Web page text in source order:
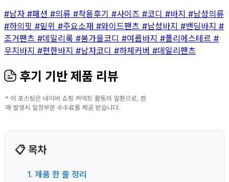
#남자 #패션 #의류 #착용후기 #사이즈 #코디 #바지 #남성의류
#하의핏 #밑위 #주요소재 #와이드팬츠 #남성바지 #밴딩바지 #
조거팬츠 #데일리룩 #봄가을코디 #여름바지 #폴리에스테르 #
무지바지 #편한바지 #남자코디 #하체커버 #데일리팬츠
후기 기반 제품 리뷰
📋 목차
1. 제품 한 줄 정리